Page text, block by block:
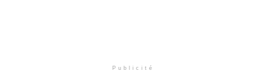
Publicité